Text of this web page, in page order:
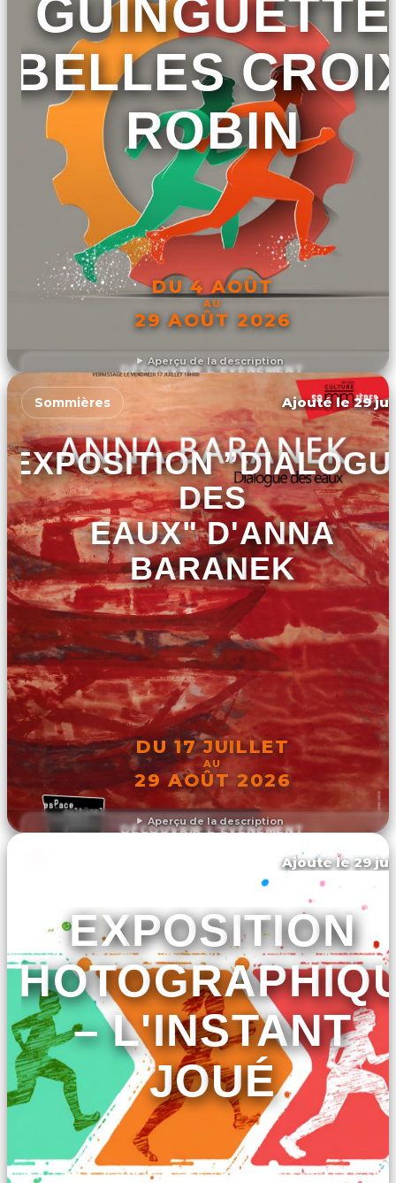
Aperçu de la description
GUINGUETTE
BELLES
ROBIN
DU 4 AOÛT
AU
29 AOÛT 2026
DÉCOUVRIR L'ÉVÉNEMENT
Aperçu de la description
Sommières Ajouté le 29
EXPOSITION
DES
EAUX" D'ANNA
BARANEK
DU 17 JUILLET
AU
29 AOÛT 2026
DÉCOUVRIR L'ÉVÉNEMENT
Ajouté le 29
EXPOSITION
– L'INSTANT
JOUÉ